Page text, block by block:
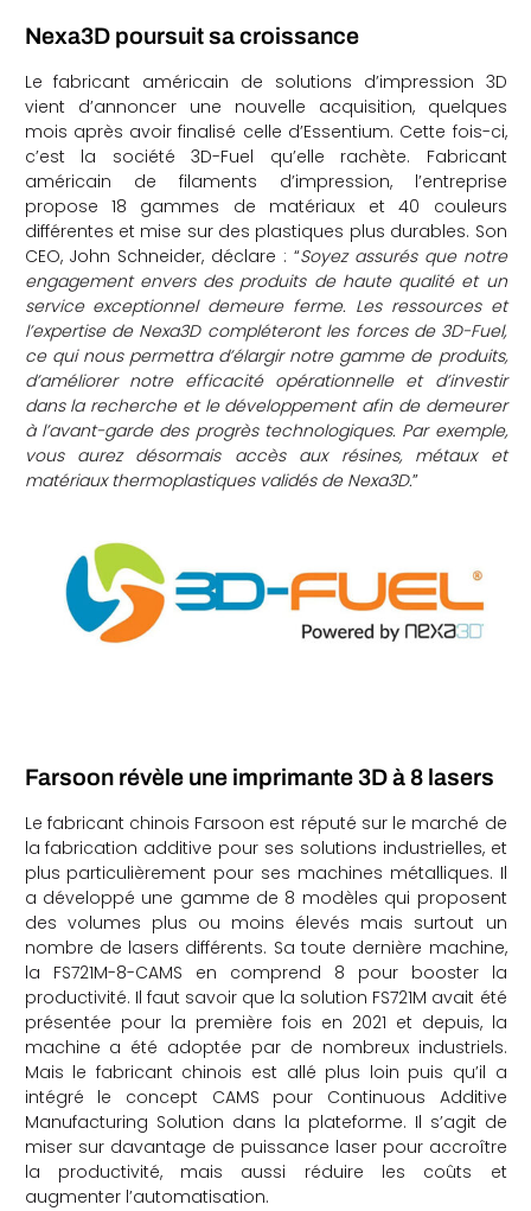
Nexa3D poursuit sa croissance
Le fabricant américain de solutions d’impression 3D
vient d’annoncer une nouvelle acquisition, quelques
mois après avoir finalisé celle d’Essentium. Cette fois-ci,
c’est la société 3D-Fuel qu’elle rachète. Fabricant
américain de filaments d’impression, l’entreprise
propose 18 gammes de matériaux et 40 couleurs
différentes et mise sur des plastiques plus durables. Son
CEO, John Schneider, déclare : “Soyez assurés que notre
engagement envers des produits de haute qualité et un
service exceptionnel demeure ferme. Les ressources et
l’expertise de Nexa3D compléteront les forces de 3D-Fuel,
ce qui nous permettra d’élargir notre gamme de produits,
d’améliorer notre efficacité opérationnelle et d’investir
dans la recherche et le développement afin de demeurer
à l’avant-garde des progrès technologiques. Par exemple,
vous aurez désormais accès aux résines, métaux et
matériaux thermoplastiques validés de Nexa3D.”
Farsoon révèle une imprimante 3D à 8 lasers
Le fabricant chinois Farsoon est réputé sur le marché de
la fabrication additive pour ses solutions industrielles, et
plus particulièrement pour ses machines métalliques. Il
a développé une gamme de 8 modèles qui proposent
des volumes plus ou moins élevés mais surtout un
nombre de lasers différents. Sa toute dernière machine,
la FS721M-8-CAMS en comprend 8 pour booster la
productivité. Il faut savoir que la solution FS721M avait été
présentée pour la première fois en 2021 et depuis, la
machine a été adoptée par de nombreux industriels.
Mais le fabricant chinois est allé plus loin puis qu’il a
intégré le concept CAMS pour Continuous Additive
Manufacturing Solution dans la plateforme. Il s’agit de
miser sur davantage de puissance laser pour accroître
la productivité, mais aussi réduire les coûts et
augmenter l’automatisation.